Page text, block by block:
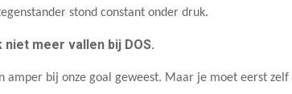
stond constant onder druk.
niet meer vallen bij DOS.
amper bij onze goal geweest. Maar je moet eerst